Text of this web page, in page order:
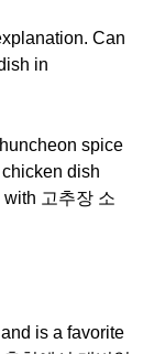
Can
in
spice
dish
고추장 소
is a favorite